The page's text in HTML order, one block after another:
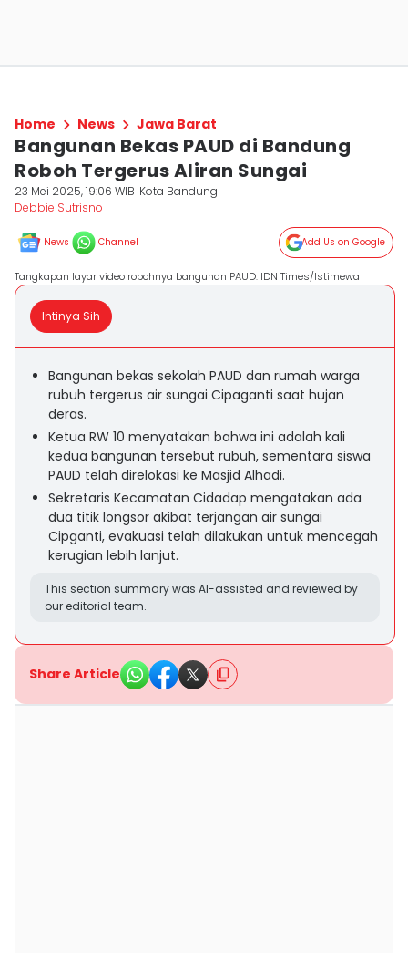
Home News Jawa Barat
Bangunan Bekas PAUD di Bandung
Roboh Tergerus Aliran Sungai
23 Mei 2025, 19:06 WIB Kota Bandung
Debbie Sutrisno
News Channel Add Us on Google
Tangkapan layar video robohnya bangunan PAUD. IDN Times/Istimewa
Intinya Sih
Bangunan bekas sekolah PAUD dan rumah warga
rubuh tergerus air sungai Cipaganti saat hujan
deras.
Ketua RW 10 menyatakan bahwa ini adalah kali
kedua bangunan tersebut rubuh, sementara siswa
PAUD telah direlokasi ke Masjid Alhadi.
Sekretaris Kecamatan Cidadap mengatakan ada
dua titik longsor akibat terjangan air sungai
Cipganti, evakuasi telah dilakukan untuk mencegah
kerugian lebih lanjut.
This section summary was AI-assisted and reviewed by
our editorial team.
Share Article